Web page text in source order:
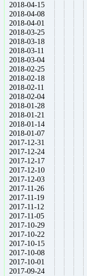
2018-04-15
2018-04-08
2018-04-01
2018-03-25
2018-03-18
2018-03-11
2018-03-04
2018-02-25
2018-02-18
2018-02-11
2018-02-04
2018-01-28
2018-01-21
2018-01-14
2018-01-07
2017-12-31
2017-12-24
2017-12-17
2017-12-10
2017-12-03
2017-11-26
2017-11-19
2017-11-12
2017-11-05
2017-10-29
2017-10-22
2017-10-15
2017-10-08
2017-10-01
2017-09-24